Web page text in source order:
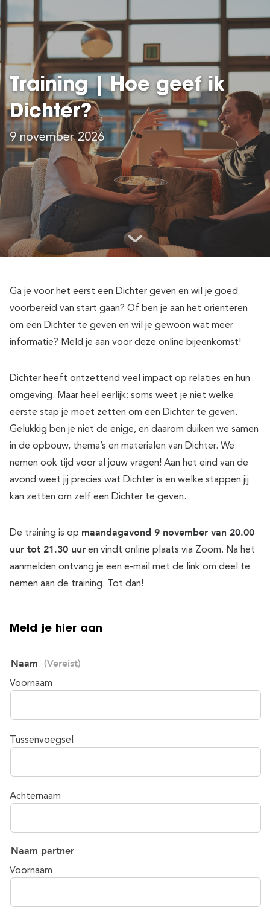
Training | Hoe geef ik
Dichter?
9 november 2026
Ga je voor het eerst een Dichter geven en wil je goed
voorbereid van start gaan? Of ben je aan het oriënteren
om een Dichter te geven en wil je gewoon wat meer
informatie? Meld je aan voor deze online bijeenkomst!
Dichter heeft ontzettend veel impact op relaties en hun
omgeving. Maar heel eerlijk: soms weet je niet welke
eerste stap je moet zetten om een Dichter te geven.
Gelukkig ben je niet de enige, en daarom duiken we samen
in de opbouw, thema’s en materialen van Dichter. We
nemen ook tijd voor al jouw vragen! Aan het eind van de
avond weet jij precies wat Dichter is en welke stappen jij
kan zetten om zelf een Dichter te geven.
De training is op maandagavond 9 november van 20.00
uur tot 21.30 uur en vindt online plaats via Zoom. Na het
aanmelden ontvang je een e-mail met de link om deel te
nemen aan de training. Tot dan!
Meld je hier aan
Naam (Vereist)
Voornaam
Tussenvoegsel
Achternaam
Naam partner
Voornaam